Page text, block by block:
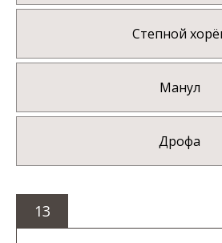
Степной
Манул
Дрофа
13